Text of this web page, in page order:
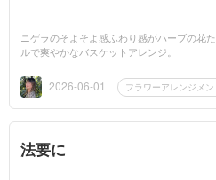
ニゲラのそよそよ感ふわり感がハーブの花
ルで爽やかなバスケットアレンジ。
2026-06-01 フラワーアレンジメン
法要に